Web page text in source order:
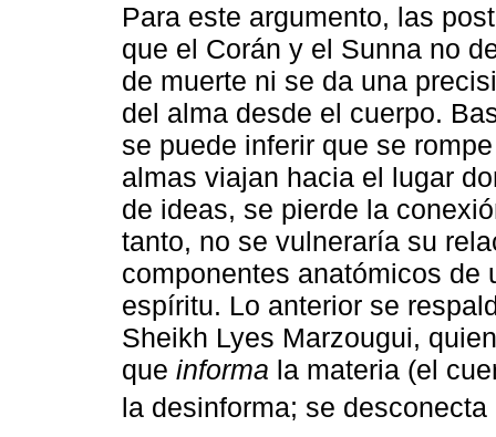
Para este argumento, las
que el Corán y el Sunna no
de muerte ni se da una
del alma desde el cuerpo.
se puede inferir que se
almas viajan hacia el lugar
de ideas, se pierde la
tanto, no se vulneraría su
componentes anatómicos de
espíritu. Lo anterior se
Sheikh Lyes Marzougui,
que informa la materia (el
la desinforma; se desconecta